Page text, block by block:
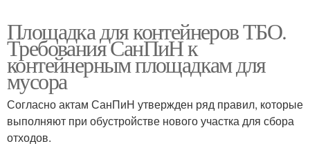
Площадка для контейнеров ТБО.
Требования СанПиН к
контейнерным площадкам для
мусора
Согласно актам СанПиН утвержден ряд правил, которые
выполняют при обустройстве нового участка для сбора
отходов.